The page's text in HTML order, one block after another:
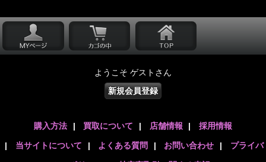
ようこそ ゲストさん
新規会員登録
購入方法 | 買取について | 店舗情報 | 採用情報
| 当サイトについて | よくある質問 | お問い合わせ | プライバ